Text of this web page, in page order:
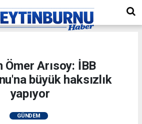
Ömer Arısoy: İBB
büyük haksızlık
yapıyor
GÜNDEM